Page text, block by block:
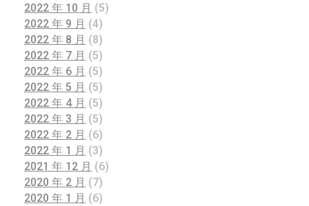
2022 年 10 月 (5)
2022 年 9 月 (4)
2022 年 8 月 (8)
2022 年 7 月 (5)
2022 年 6 月 (5)
2022 年 5 月 (5)
2022 年 4 月 (5)
2022 年 3 月 (5)
2022 年 2 月 (6)
2022 年 1 月 (3)
2021 年 12 月 (6)
2020 年 2 月 (7)
2020 年 1 月 (6)